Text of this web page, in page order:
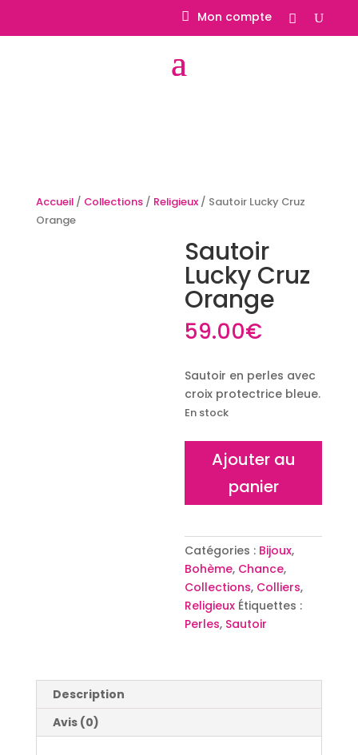
Mon compte
Accueil/ Collections/ Religieux/ Sautoir Lucky Cruz
Orange
Sautoir
Lucky Cruz
Orange
59.00€
Sautoir en perles avec
croix protectrice bleue.
En stock
quantité
Lucky
Orange
Ajouter au
panier
Catégories : Bijoux,
Bohème, Chance,
Collections, Colliers,
Religieux Étiquettes :
Perles, Sautoir
Description
Avis (0)